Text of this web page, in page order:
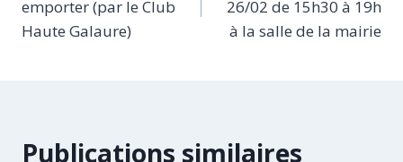
l’article
emporter (par le Club
Haute Galaure)
26/02 de 15h30 à 19h
à la salle de la mairie
Publications similaires